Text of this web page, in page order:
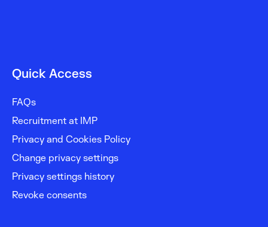
Quick Access
FAQs
Recruitment at IMP
Privacy and Cookies Policy
Change privacy settings
Privacy settings history
Revoke consents